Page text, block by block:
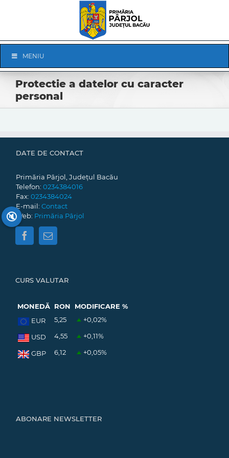
Navigation
MENIU
Protectie a datelor cu caracter
personal
DATE DE CONTACT
Primăria Pârjol, Județul Bacău
Telefon: 0234384016
Fax: 0234384024
E-mail: Contact
Web: Primăria Pârjol
CURS VALUTAR
MONEDĂ RON
MODIFICARE %
EUR
5,25 +0,02%
USD 4,55 +0,11%
GBP 6,12 +0,05%
ABONARE NEWSLETTER
🔇